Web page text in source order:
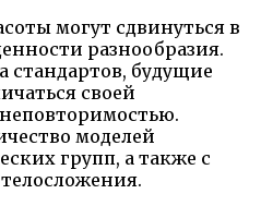
могут сдвинуться в
разнообразия.
стандартов, будущие
своей
моделей
групп, а также с